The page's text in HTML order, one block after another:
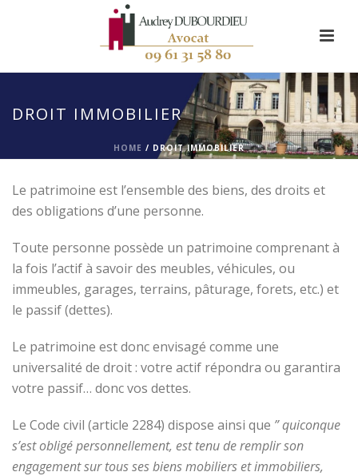
DROIT IMMOBILIER
HOME / DROIT IMMOBILIER
Le patrimoine est l’ensemble des biens, des droits et
des obligations d’une personne.
Toute personne possède un patrimoine comprenant à
la fois l’actif à savoir des meubles, véhicules, ou
immeubles, garages, terrains, pâturage, forets, etc.) et
le passif (dettes).
Le patrimoine est donc envisagé comme une
universalité de droit : votre actif répondra ou garantira
votre passif… donc vos dettes.
Le Code civil (article 2284) dispose ainsi que ” quiconque
s’est obligé personnellement, est tenu de remplir son
engagement sur tous ses biens mobiliers et immobiliers,